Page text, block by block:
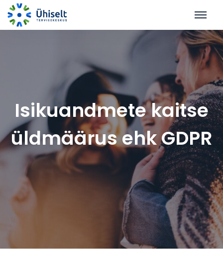
Isikuandmete kaitse
üldmäärus ehk GDPR